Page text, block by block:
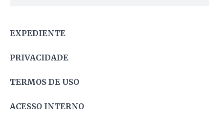
EXPEDIENTE
PRIVACIDADE
TERMOS DE USO
ACESSO INTERNO